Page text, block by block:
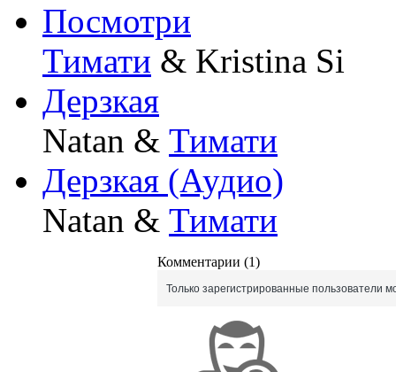
Посмотри
Тимати & Kristina Si
Дерзкая
Natan & Тимати
Дерзкая (Аудио)
Natan & Тимати
Комментарии (1)
Только зарегистрированные пользователи